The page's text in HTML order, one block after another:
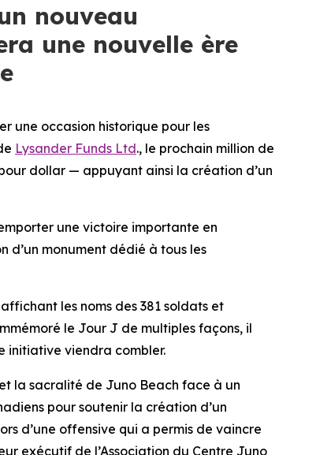
nouveau
une nouvelle ère
une occasion historique pour les
Lysander Funds Ltd., le prochain million de
dollar — appuyant ainsi la création d’un
une victoire importante en
d’un monument dédié à tous les
les noms des 381 soldats et
le Jour J de multiples façons, il
initiative viendra combler.
la sacralité de Juno Beach face à un
pour soutenir la création d’un
d’une offensive qui a permis de vaincre
exécutif de l’Association du Centre Juno